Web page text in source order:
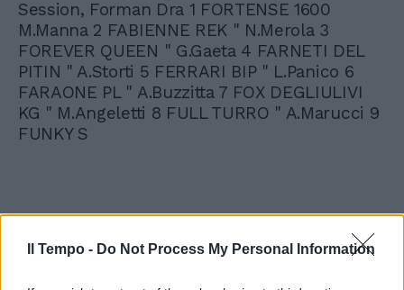
Il Tempo - Do Not Process My Personal Information
Session, Forman Dra 1 FORTENSE 1600
M.Manna 2 FABIENNE REK " N.Merola 3
FOREVER QUEEN " G.Gaeta 4 FARNETI DEL
PITIN " A.Storti 5 FERRARI BIP " L.Panico 6
FARAONE PL " A.Buzzitta 7 FOX DEGLIULIVI
KG " M.Angeletti 8 FULL TURRO " A.Marucci 9
FUNKY S